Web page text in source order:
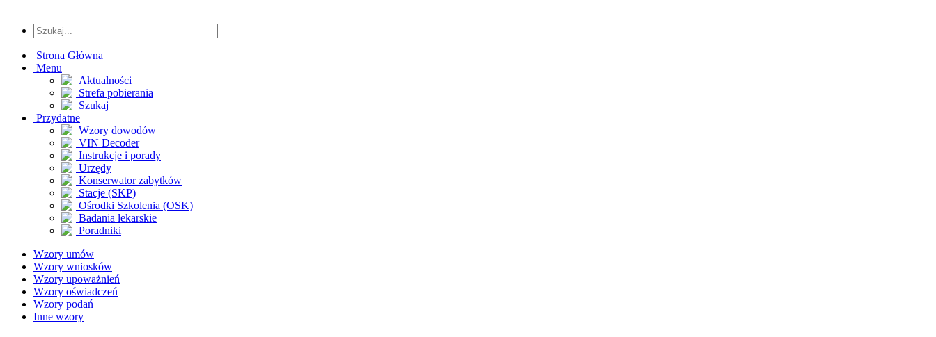
Strona Główna
Menu
Aktualności
Strefa pobierania
Szukaj
Przydatne
Wzory dowodów
VIN Decoder
Instrukcje i porady
Urzędy
Konserwator zabytków
Stacje (SKP)
Ośrodki Szkolenia (OSK)
Badania lekarskie
Poradniki
Wzory umów
Wzory wniosków
Wzory upoważnień
Wzory oświadczeń
Wzory podań
Inne wzory